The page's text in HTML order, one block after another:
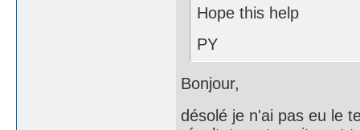
Hope this help
PY
Bonjour,
désolé je n'ai pas eu le